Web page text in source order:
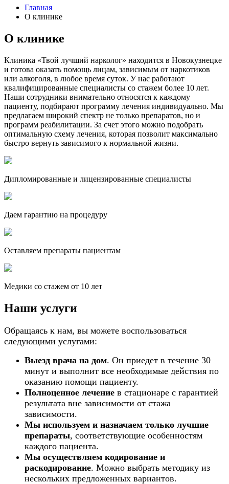
Главная
О клинике
О клинике
Клиника «Твой лучший нарколог» находится в Новокузнецке
и готова оказать помощь лицам, зависимым от наркотиков
или алкоголя, в любое время суток. У нас работают
квалифицированные специалисты со стажем более 10 лет.
Наши сотрудники внимательно относятся к каждому
пациенту, подбирают программу лечения индивидуально. Мы
предлагаем широкий спектр не только препаратов, но и
программ реабилитации. За счет этого можно подобрать
оптимальную схему лечения, которая позволит максимально
быстро вернуть зависимого к нормальной жизни.
Дипломированные и лицензированные специалисты
Даем гарантию на процедуру
Оставляем препараты пациентам
Медики со стажем от 10 лет
Наши услуги
Обращаясь к нам, вы можете воспользоваться
следующими услугами:
Выезд врача на дом. Он приедет в течение 30
минут и выполнит все необходимые действия по
оказанию помощи пациенту.
Полноценное лечение в стационаре с гарантией
результата вне зависимости от стажа
зависимости.
Мы используем и назначаем только лучшие
препараты, соответствующие особенностям
каждого пациента.
Мы осуществляем кодирование и
раскодирование. Можно выбрать методику из
нескольких предложенных вариантов.